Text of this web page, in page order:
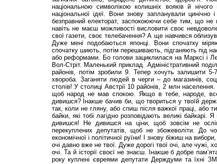
національною символікою колишніх вояків й
національної ідеї. Вони знову запланували цинічно
безправний електорат, заспокоюючи себе тим, що
навіть не маєш можливості висловити своє
свої газети, своє телебачення? А ще навчився
Дуже мені подобаються японці. Вони спочатку
спочатку шиють, потім перешивають, підганяють під
або реформами. Бо голови зациклилася на Марксі і
Вол-Стріт. Маленький приклад. Адміністративний
районів, потім зробили 9. Тепер хочуть залишити
хвороба. Заганяти людей в черги – до магазинів,
столів! У столиці Австрії 10 районів, 2 млн
щоб народ не мав спокою. Якщо в тебе, народе,
дивишся? Інакше бачив би, що твориться у твоїй
так, коли не гляну, або спиш після важкої праці, або
байки, які тобі лагідно розповідають великі
дивишся! Не дивишся на ціни, щоб зовсім не
перекуплених депутатів, щоб не збожеволіти. До
економічної і політичної руїни! І знову біжиш на
очі давно вже не твої. Дуже дорогі твої очі, але чужі,
очі. Та й історії своєї не знаєш. Інакше б добре
року куплені євреями депутати Держдуми та їхні